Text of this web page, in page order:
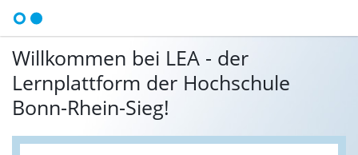
Willkommen bei LEA - der
Lernplattform der Hochschule
Bonn-Rhein-Sieg!